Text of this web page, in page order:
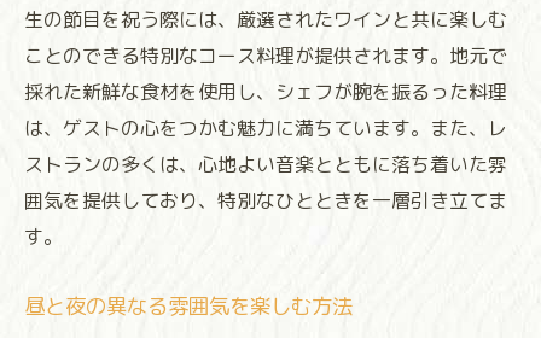
生の節目を祝う際には、厳選されたワインと共に楽しむ
ことのできる特別なコース料理が提供されます。地元で
採れた新鮮な食材を使用し、シェフが腕を振るった料理
は、ゲストの心をつかむ魅力に満ちています。また、レ
ストランの多くは、心地よい音楽とともに落ち着いた雰
囲気を提供しており、特別なひとときを一層引き立てま
す。
昼と夜の異なる雰囲気を楽しむ方法